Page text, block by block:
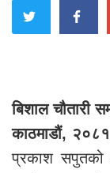
बिशाल चौतारी
काठमाडौं,
प्रकाश सपुतको